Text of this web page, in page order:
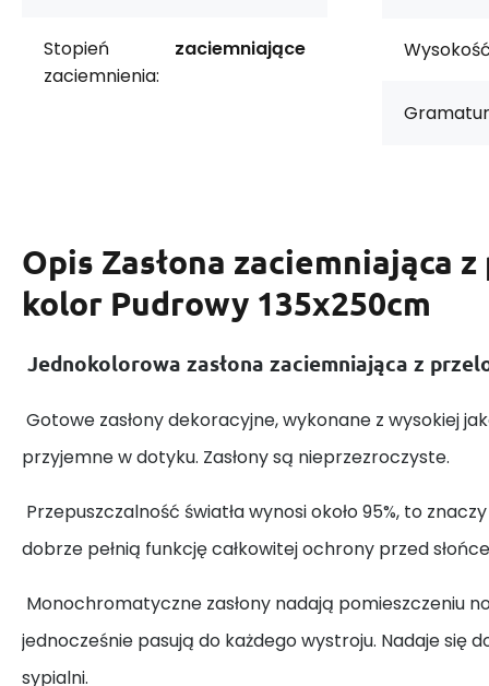
Stopień
zaciemnienia:
zaciemniające
Opis Zasłona zaciemniająca
kolor Pudrowy 135x250cm
Jednokolorowa zasłona zaciemniająca z
Gotowe zasłony dekoracyjne, wykonane z wysokiej
przyjemne w dotyku. Zasłony są nieprzezroczyste.
Przepuszczalność światła wynosi około 95%, to
dobrze pełnią funkcję całkowitej ochrony przed
Monochromatyczne zasłony nadają pomieszczeniu
jednocześnie pasują do każdego wystroju. Nadaje się
sypialni.